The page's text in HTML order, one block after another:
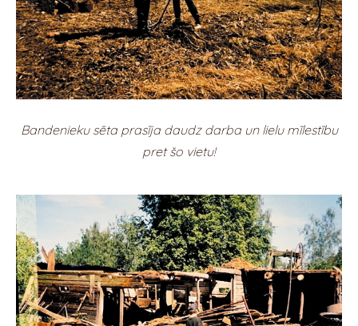
Bandenieku sēta prasīja daudz darba un lielu mīlestību
pret šo vietu!